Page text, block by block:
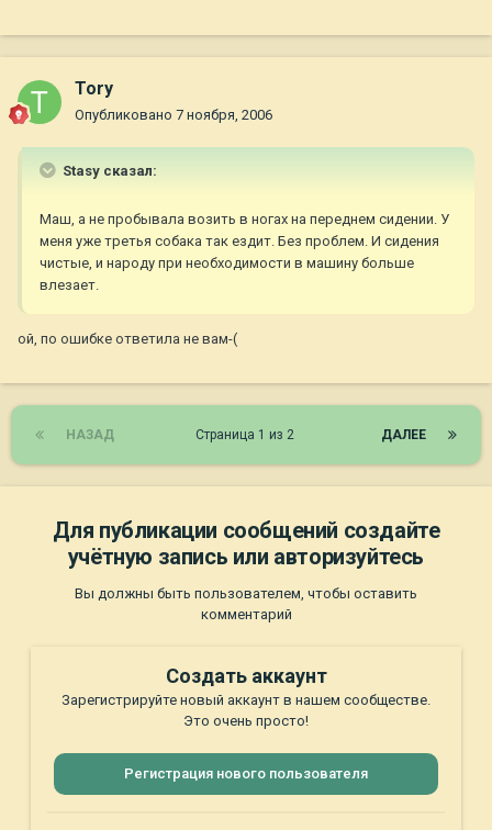
Tory
Опубликовано 7 ноября, 2006
Stasy сказал:
Маш, а не пробывала возить в ногах на переднем сидении. У
меня уже третья собака так ездит. Без проблем. И сидения
чистые, и народу при необходимости в машину больше
влезает.
ой, по ошибке ответила не вам-(
НАЗАД ДАЛЕЕ
Страница 1 из 2
Для публикации сообщений создайте
учётную запись или авторизуйтесь
Вы должны быть пользователем, чтобы оставить
комментарий
Создать аккаунт
Зарегистрируйте новый аккаунт в нашем сообществе.
Это очень просто!
Регистрация нового пользователя